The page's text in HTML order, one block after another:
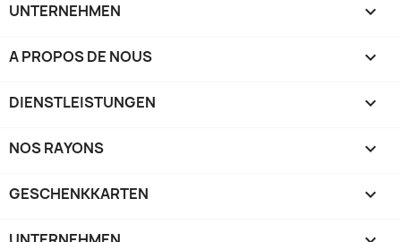
UNTERNEHMEN 
A PROPOS DE NOUS 
DIENSTLEISTUNGEN 
NOS RAYONS 
GESCHENKKARTEN 